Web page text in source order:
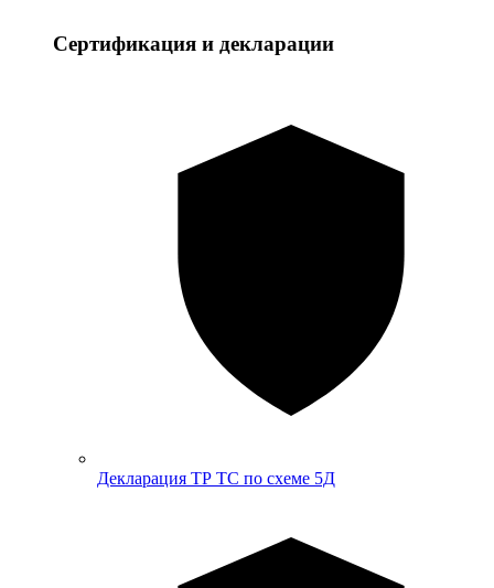
Сертификация и декларации
Декларация ТР ТС по схеме 5Д